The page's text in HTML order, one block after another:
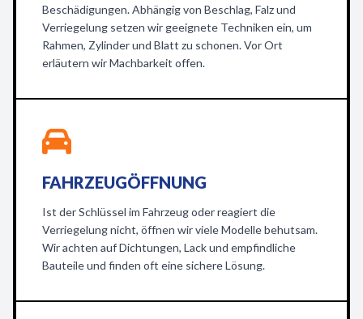
Beschädigungen. Abhängig von Beschlag, Falz und
Verriegelung setzen wir geeignete Techniken ein, um
Rahmen, Zylinder und Blatt zu schonen. Vor Ort
erläutern wir Machbarkeit offen.
FAHRZEUGÖFFNUNG
Ist der Schlüssel im Fahrzeug oder reagiert die
Verriegelung nicht, öffnen wir viele Modelle behutsam.
Wir achten auf Dichtungen, Lack und empfindliche
Bauteile und finden oft eine sichere Lösung.